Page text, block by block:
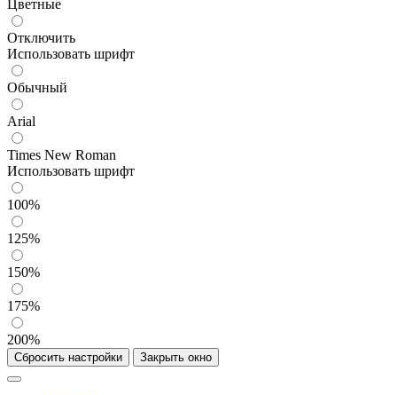
Цветные
Отключить
Использовать шрифт
Обычный
Arial
Times New Roman
Использовать шрифт
100%
125%
150%
175%
200%
Сбросить настройки Закрыть окно